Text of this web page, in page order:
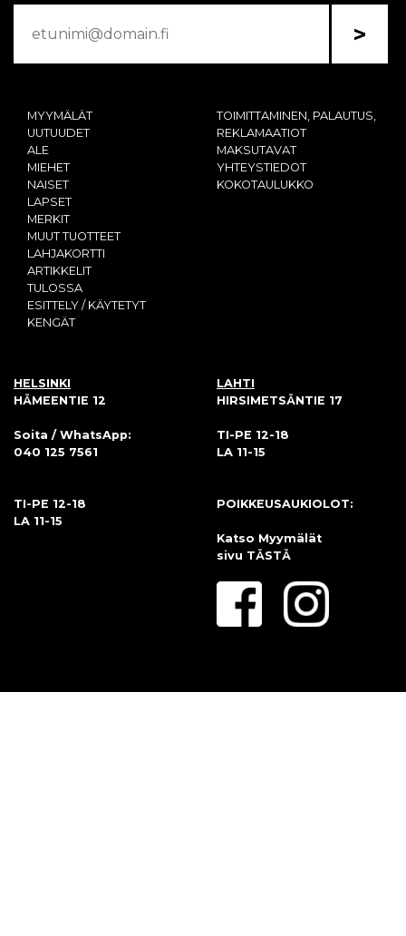
>
MYYMÄLÄT
UUTUUDET
ALE
MIEHET
NAISET
LAPSET
MERKIT
MUUT TUOTTEET
LAHJAKORTTI
ARTIKKELIT
TULOSSA
ESITTELY / KÄYTETYT
KENGÄT
TOIMITTAMINEN, PALAUTUS,
REKLAMAATIOT
MAKSUTAVAT
YHTEYSTIEDOT
KOKOTAULUKKO
HELSINKI
HÄMEENTIE 12
Soita / WhatsApp:
040 125 7561
TI-PE 12-18
LA 11-15
LAHTI
HIRSIMETSÄNTIE 17
TI-PE 12-18
LA 11-15
POIKKEUSAUKIOLOT:
Katso Myymälät
sivu TÄSTÄ